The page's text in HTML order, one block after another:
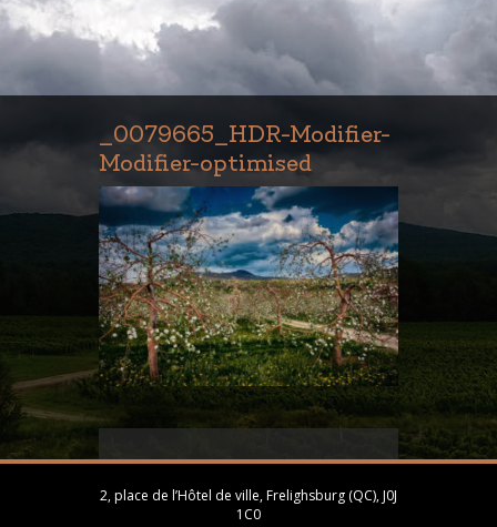
_0079665_HDR-Modifier-
Modifier-optimised
2, place de l’Hôtel de ville, Frelighsburg (QC), J0J
1C0